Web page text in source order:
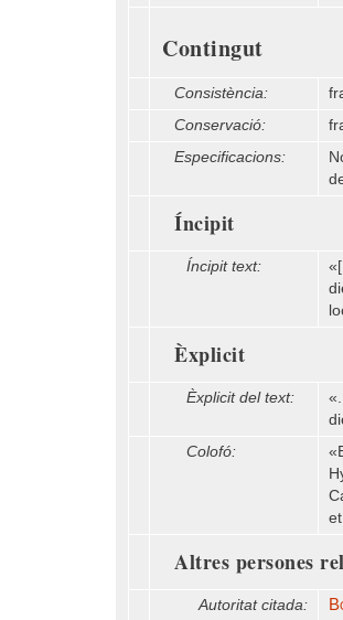
Contingut
Consistència:
Conservació:
Especificacions:
Íncipit
Íncipit text:
Èxplicit
Èxplicit del text:
Colofó:
Altres persones
Autoritat citada: